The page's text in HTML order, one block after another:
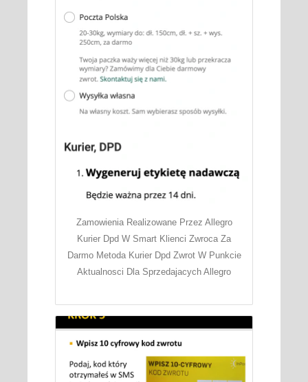
Zamowienia Realizowane Przez Allegro
Kurier Dpd W Smart Klienci Zwroca Za
Darmo Metoda Kurier Dpd Zwrot W Punkcie
Aktualnosci Dla Sprzedajacych Allegro